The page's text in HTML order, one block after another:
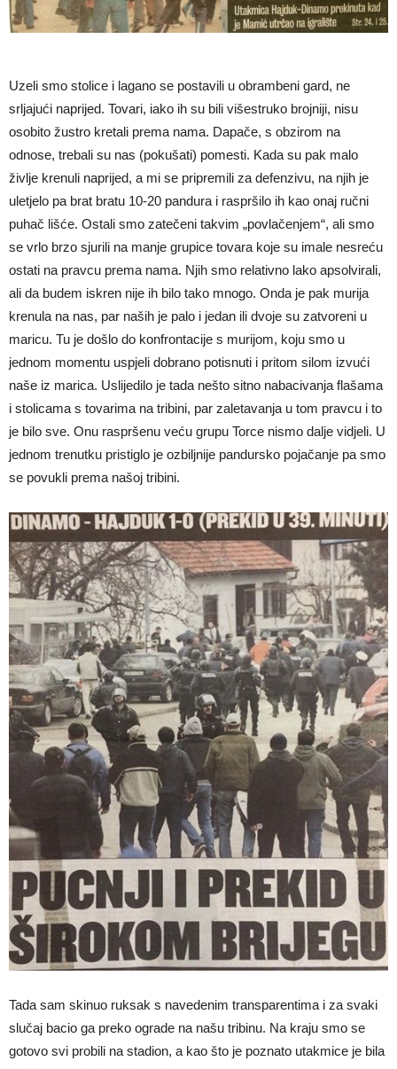
Uzeli smo stolice i lagano se postavili u obrambeni gard, ne
srljajući naprijed. Tovari, iako ih su bili višestruko brojniji, nisu
osobito žustro kretali prema nama. Dapače, s obzirom na
odnose, trebali su nas (pokušati) pomesti. Kada su pak malo
življe krenuli naprijed, a mi se pripremili za defenzivu, na njih je
uletjelo pa brat bratu 10-20 pandura i raspršilo ih kao onaj ručni
puhač lišće. Ostali smo zatečeni takvim „povlačenjem“, ali smo
se vrlo brzo sjurili na manje grupice tovara koje su imale nesreću
ostati na pravcu prema nama. Njih smo relativno lako apsolvirali,
ali da budem iskren nije ih bilo tako mnogo. Onda je pak murija
krenula na nas, par naših je palo i jedan ili dvoje su zatvoreni u
maricu. Tu je došlo do konfrontacije s murijom, koju smo u
jednom momentu uspjeli dobrano potisnuti i pritom silom izvući
naše iz marica. Uslijedilo je tada nešto sitno nabacivanja flašama
i stolicama s tovarima na tribini, par zaletavanja u tom pravcu i to
je bilo sve. Onu raspršenu veću grupu Torce nismo dalje vidjeli. U
jednom trenutku pristiglo je ozbiljnije pandursko pojačanje pa smo
se povukli prema našoj tribini.
Tada sam skinuo ruksak s navedenim transparentima i za svaki
slučaj bacio ga preko ograde na našu tribinu. Na kraju smo se
gotovo svi probili na stadion, a kao što je poznato utakmice je bila